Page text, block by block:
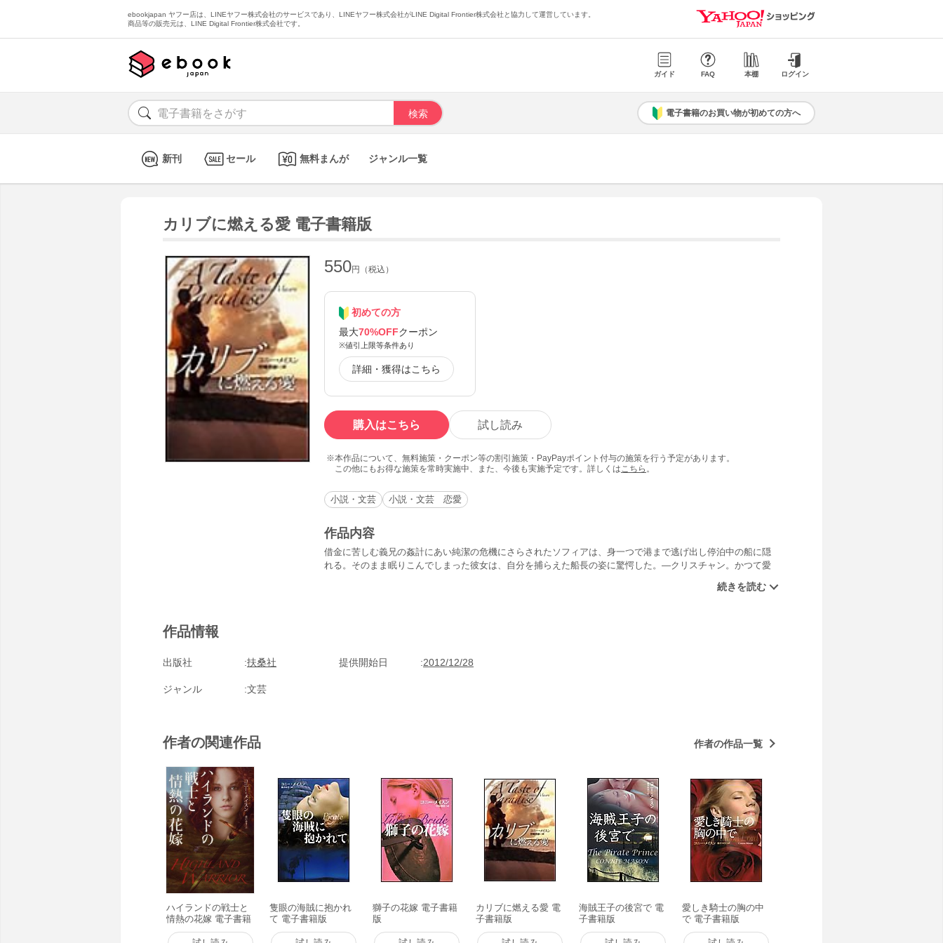
ebookjapan ヤフー店は、LINEヤフー株式会社のサービスであり、LINEヤフー株式会社がLINE Digital Frontier株式会社と協力して運営しています。
商品等の販売元は、LINE Digital Frontier株式会社です。
ガイド FAQ 本棚 ログイン
電子書籍のお買い物が初めての方へ
新刊 セール 無料まんが ジャンル一覧
カリブに燃える愛 電子書籍版
550円（税込）
初めての方
最大70%OFFクーポン
※値引上限等条件あり
詳細・獲得はこちら
購入はこちら 試し読み
本作品について、無料施策・クーポン等の割引施策・PayPayポイント付与の施策を行う予定があります。
この他にもお得な施策を常時実施中、また、今後も実施予定です。詳しくは こちら 。
小説・文芸 小説・文芸 恋愛
作品内容
借金に苦しむ義兄の姦計にあい純潔の危機にさらされたソフィアは、身一つで港まで逃げ出し停泊中の船に隠
れる。そのまま眠りこんでしまった彼女は、自分を捕らえた船長の姿に驚愕した。―クリスチャン。かつて愛
罪の記憶に未だ苛まれていたのだ。船上で交錯した二人の運命は、新天地ジャマイカの地で新たな展開を迎え
作品情報
出版社 扶桑社 提供開始日 2012/12/28
ジャンル 文芸
作者の関連作品 作者の作品一覧
ハイランドの戦士と
情熱の花嫁 電子書籍
隻眼の海賊に抱かれ
て 電子書籍版
獅子の花嫁 電子書籍
版
カリブに燃える愛 電
子書籍版
海賊王子の後宮で 電
子書籍版
愛しき騎士の胸の中
で 電子書籍版